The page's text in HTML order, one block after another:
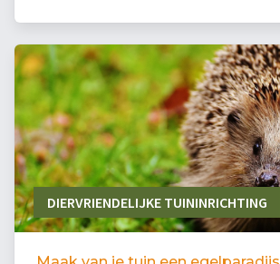
DIERVRIENDELIJKE TUININRICHTING